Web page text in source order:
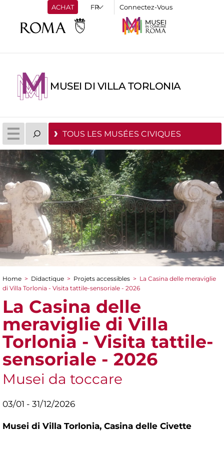
ACHAT Connectez-Vous
MUSEI DI VILLA TORLONIA
TOUS LES MUSÉES CIVIQUES
You are here
Home > Didactique > Projets accessibles > La Casina delle meraviglie
di Villa Torlonia - Visita tattile-sensoriale - 2026
La Casina delle
meraviglie di Villa
Torlonia - Visita tattile-
sensoriale - 2026
Musei da toccare
03/01 - 31/12/2026
Musei di Villa Torlonia, Casina delle Civette